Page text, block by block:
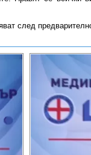
след